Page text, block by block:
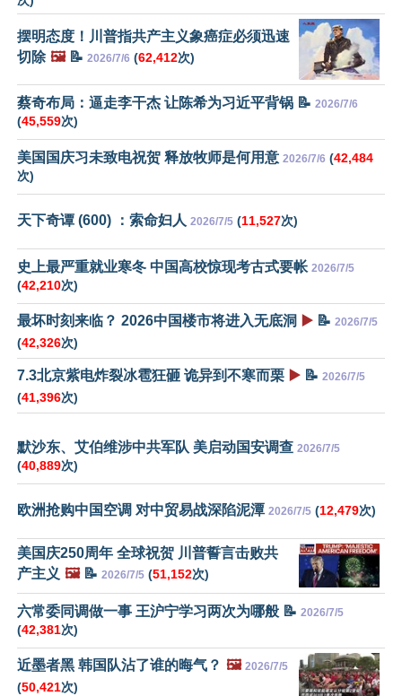
摆明态度！川普指共产主义象癌症必须迅速
切除 🖼️📝 2026/7/6 (62,412次)
蔡奇布局：逼走李干杰 让陈希为习近平背锅 📝 2026/7/6
(45,559次)
美国国庆习未致电祝贺 释放牧师是何用意 2026/7/6 (42,484
次)
天下奇谭 (600) ：索命妇人 2026/7/5 (11,527次)
史上最严重就业寒冬 中国高校惊现考古式要帐 2026/7/5
(42,210次)
最坏时刻来临？ 2026中国楼市将进入无底洞 ▶️ 📝 2026/7/5
(42,326次)
7.3北京紫电炸裂冰雹狂砸 诡异到不寒而栗 ▶️ 📝 2026/7/5
(41,396次)
默沙东、艾伯维涉中共军队 美启动国安调查 2026/7/5
(40,889次)
欧洲抢购中国空调 对中贸易战深陷泥潭 2026/7/5 (12,479次)
美国庆250周年 全球祝贺 川普誓言击败共
产主义 🖼️📝 2026/7/5 (51,152次)
六常委同调做一事 王沪宁学习两次为哪般 📝 2026/7/5
(42,381次)
近墨者黑 韩国队沾了谁的晦气？ 🖼️ 2026/7/5
(50,421次)